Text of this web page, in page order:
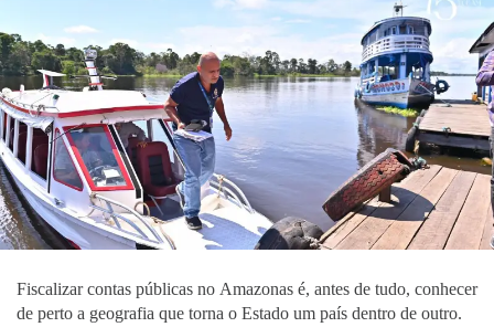
Fiscalizar contas públicas no Amazonas é, antes de tudo, conhecer
de perto a geografia que torna o Estado um país dentro de outro.